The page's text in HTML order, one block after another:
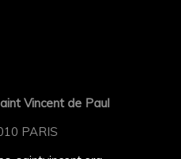
Vincent de Paul
PARIS